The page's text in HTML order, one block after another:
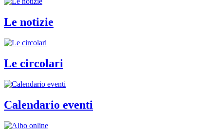
Le notizie
Le circolari
Calendario eventi